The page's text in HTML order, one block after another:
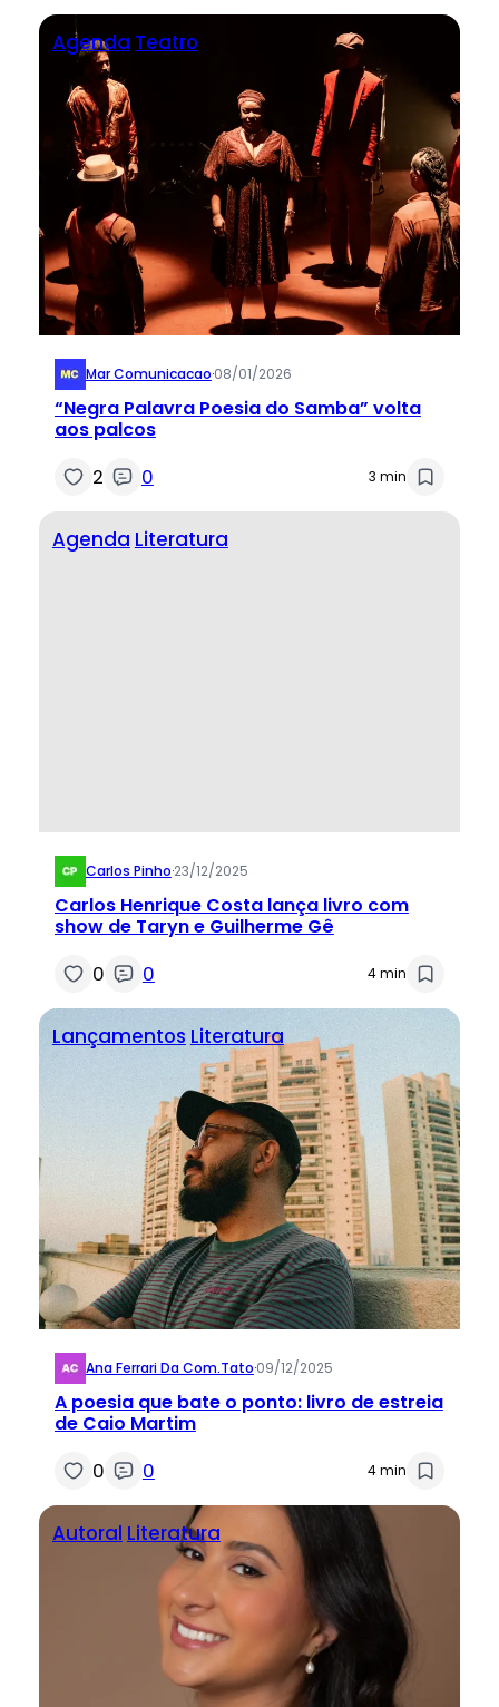
Agenda Teatro
Mar Comunicacao·08/01/2026
“Negra Palavra Poesia do Samba” volta
aos palcos
2 0 3 min
Agenda Literatura
Carlos Pinho·23/12/2025
Carlos Henrique Costa lança livro com
show de Taryn e Guilherme Gê
0 0 4 min
Lançamentos Literatura
Ana Ferrari Da Com.tato·09/12/2025
A poesia que bate o ponto: livro de estreia
de Caio Martim
0 0 4 min
Autoral Literatura